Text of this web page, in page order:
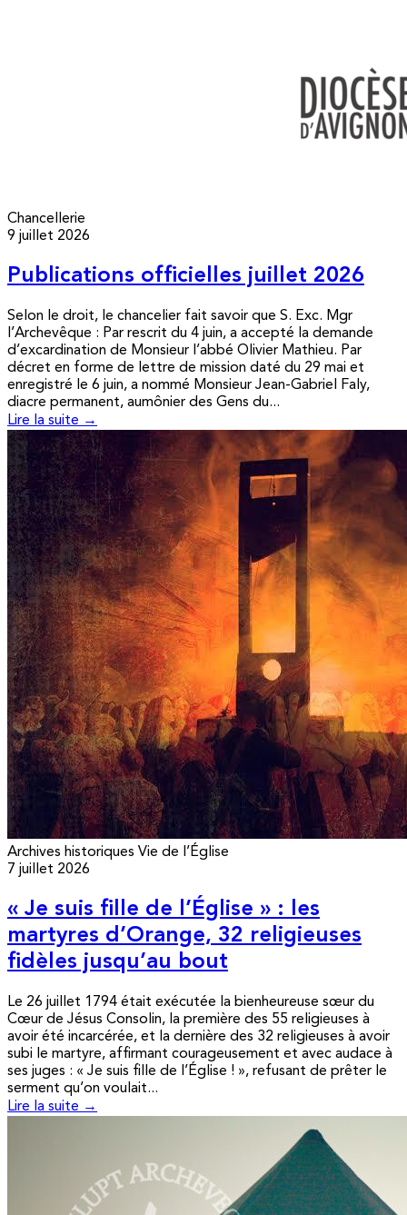
Chancellerie
9 juillet 2026
Publications officielles juillet 2026
Selon le droit, le chancelier fait savoir que S. Exc. Mgr
l’Archevêque : Par rescrit du 4 juin, a accepté la demande
d’excardination de Monsieur l’abbé Olivier Mathieu. Par
décret en forme de lettre de mission daté du 29 mai et
enregistré le 6 juin, a nommé Monsieur Jean-Gabriel Faly,
diacre permanent, aumônier des Gens du...
Lire la suite →
Archives historiques Vie de l’Église
7 juillet 2026
« Je suis fille de l’Église » : les
martyres d’Orange, 32 religieuses
fidèles jusqu’au bout
Le 26 juillet 1794 était exécutée la bienheureuse sœur du
Cœur de Jésus Consolin, la première des 55 religieuses à
avoir été incarcérée, et la dernière des 32 religieuses à avoir
subi le martyre, affirmant courageusement et avec audace à
ses juges : « Je suis fille de l’Église ! », refusant de prêter le
serment qu’on voulait...
Lire la suite →